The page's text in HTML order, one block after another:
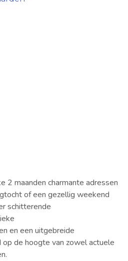
2 maanden charmante adressen
of een gezellig weekend
schitterende
en een uitgebreide
de hoogte van zowel actuele